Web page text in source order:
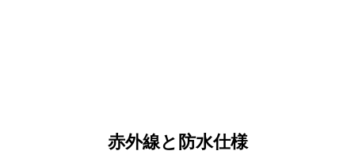
赤外線と防水仕様